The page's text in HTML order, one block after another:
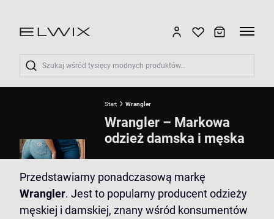
Wyszukaj
Start Wrangler
Wrangler – Markowa
odzież damska i męska
Przedstawiamy ponadczasową markę
Wrangler. Jest to popularny producent odzieży
męskiej i damskiej, znany wśród konsumentów